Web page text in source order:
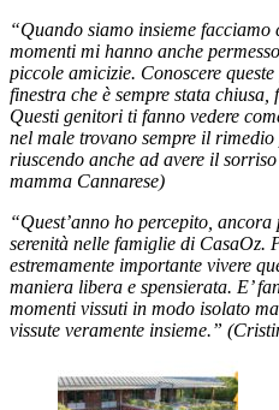
“Quando siamo insieme facciamo
momenti mi hanno anche
piccole amicizie. Conoscere
finestra che è sempre stata
Questi genitori ti fanno vedere
nel male trovano sempre il
riuscendo anche ad avere il
mamma Cannarese)
“Quest’anno ho percepito,
serenità nelle famiglie di CasaOz.
estremamente importante vivere
maniera libera e spensierata. E’
momenti vissuti in modo isolato
vissute veramente insieme.”